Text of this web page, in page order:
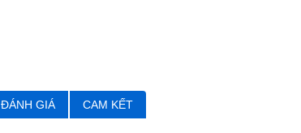
ĐÁNH GIÁ CAM KẾT